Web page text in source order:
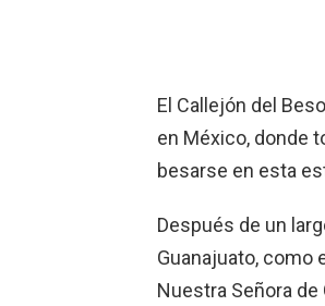
El Callejón del
en México, donde
besarse en esta
Después de un
Guanajuato, como
Nuestra Señora de